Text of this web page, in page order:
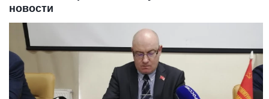
новости